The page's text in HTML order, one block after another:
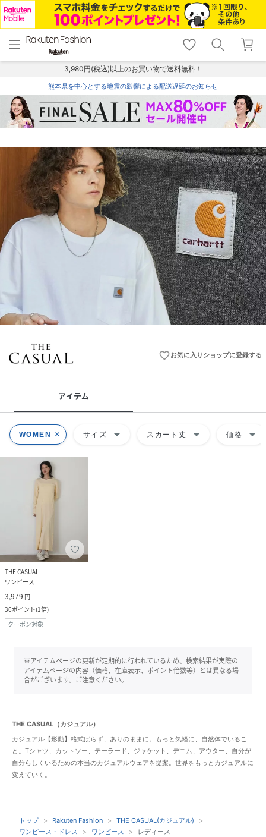
menu home
トップ
shopping_cart lock_outline
ログイン
3,980円(税込)以上のお買い物で送料無料！
熊本県を中心とする地震の影響による配送遅延のお知らせ
favorite_borderお気に入りショップに登録する
アイテム
WOMEN サイズ arrow_drop_down スカート丈 arrow_drop_down 価格 arrow_drop_down
THE CASUAL
ワンピース
3,979 円
36ポイント(1倍)
クーポン対象
※アイテムページの更新が定期的に行われているため、検索結果が実際の
アイテムページの内容（価格、在庫表示、ポイント倍数等）とは異なる場
合がございます。ご注意ください。
THE CASUAL（カジュアル）
カジュアル【形動】格式ばらず、ありのままに。もっと気軽に、自然体でいるこ
と。Tシャツ、カットソー、テーラード、ジャケット、デニム、アウター、自分が
自分らしくいるための本当のカジュアルウェアを提案。世界をもっとカジュアルに
変えていく。
トップ Rakuten Fashion
THE CASUAL(カジュアル)
ワンピース・ドレス
ワンピース レディース